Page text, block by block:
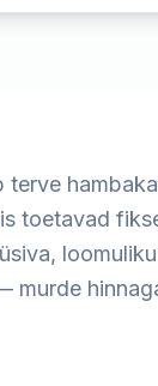
terve
toetavad
murde